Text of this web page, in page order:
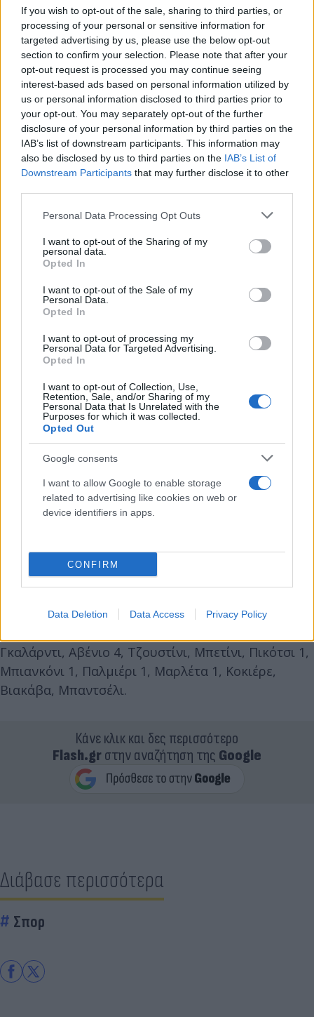
If you wish to opt-out of the sale, sharing to third parties, or
processing of your personal or sensitive information for
targeted advertising by us, please use the below opt-out
section to confirm your selection. Please note that after your
opt-out request is processed you may continue seeing
interest-based ads based on personal information utilized by
us or personal information disclosed to third parties prior to
your opt-out. You may separately opt-out of the further
disclosure of your personal information by third parties on the
IAB’s list of downstream participants. This information may
also be disclosed by us to third parties on the IAB’s List of
Downstream Participants that may further disclose it to other
Please note that this website/app uses one or more Google
not limited to your visit or usage behaviour. You may click to
grant or deny consent to Google and its third-party tags to
use your data for below specified purposes in below Google
consent section.
Personal Data Processing Opt Outs
I want to opt-out of the Sharing of my
personal data.
Opted In
I want to opt-out of the Sale of my
Personal Data.
Opted In
I want to opt-out of processing my
Personal Data for Targeted Advertising.
Opted In
I want to opt-out of Collection, Use,
Retention, Sale, and/or Sharing of my
Personal Data that Is Unrelated with the
Purposes for which it was collected.
Opted Out
Google consents
I want to allow Google to enable storage
related to advertising like cookies on web or
device identifiers in apps.
CONFIRM
Data Deletion Data Access Privacy Policy
Τα οκτάλεπτα: 2-2, 4-2, 4-3, 1-2
Ελλάδα (Αλεξία Καμμένου): Σταματοπούλου,
Ελευθερία Πλευρίτου 2, Χυδηριώτη 1, Τριχά,
Μαργαρίτα Πλευρίτου, Ξενάκη 1, Νίνου 3, Πάτρα 1,
Σιούτη 1, Βασιλική Πλευρίτου 2, Γιαννοπούλου,
Μυριοκεφαλιτάκη, Σωτηρέλη.
Γκαλάρντι, Αβένιο 4, Τζουστίνι, Μπετίνι, Πικότσι 1,
Μπιανκόνι 1, Παλμιέρι 1, Μαρλέτα 1, Κοκιέρε,
Βιακάβα, Μπαντσέλι.
Κάνε κλικ και δες περισσότερο
Flash.grστην αναζήτηση της Google
Διάβασε περισσότερα
Σπορ